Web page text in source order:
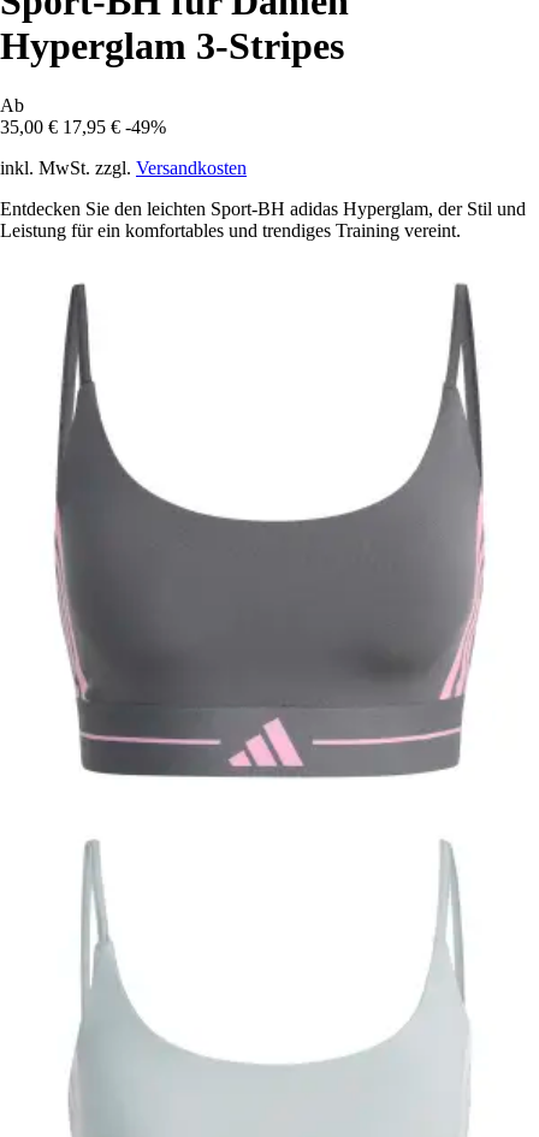
Hyperglam 3-Stripes
Ab
35,00 € 17,95 € -49%
inkl. MwSt. zzgl. Versandkosten
Entdecken Sie den leichten Sport-BH adidas Hyperglam, der Stil und
Leistung für ein komfortables und trendiges Training vereint.